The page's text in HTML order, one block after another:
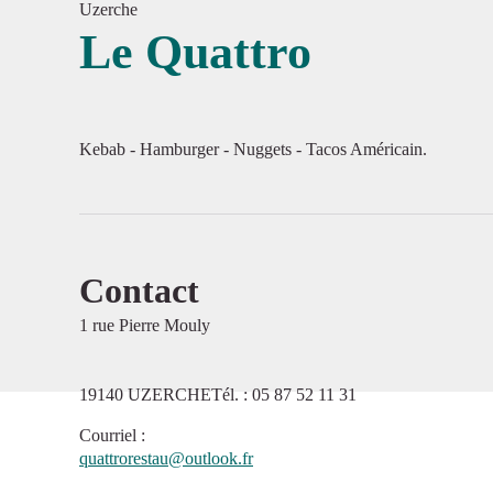
Uzerche
Le Quattro
Kebab - Hamburger - Nuggets - Tacos Américain.
Contact
1 rue Pierre Mouly
19140 UZERCHETél. : 05 87 52 11 31
Courriel :
quattrorestau@outlook.fr